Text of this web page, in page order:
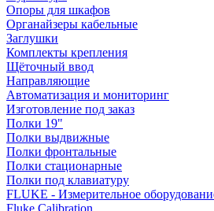
Опоры для шкафов
Органайзеры кабельные
Заглушки
Комплекты крепления
Щёточный ввод
Направляющие
Автоматизация и мониторинг
Изготовление под заказ
Полки 19"
Полки выдвижные
Полки фронтальные
Полки стационарные
Полки под клавиатуру
FLUKE - Измерительное
Fluke Calibration